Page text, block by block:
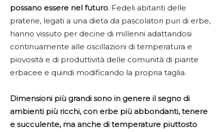
possano essere nel futuro. Fedeli abitanti delle
praterie, legati a una dieta da pascolatori puri di erbe,
hanno vissuto per decine di millenni adattandosi
continuamente alle oscillazioni di temperatura e
piovosità e di produttività delle comunità di piante
erbacee e quindi modificando la propria taglia.
Dimensioni più grandi sono in genere il segno di
ambienti più ricchi, con erbe più abbondanti, tenere
e succulente, ma anche di temperature piuttosto